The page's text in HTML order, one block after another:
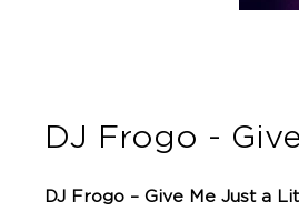
DJ Frogo -
DJ Frogo – Give Me Just a